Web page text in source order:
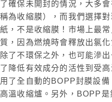
了確保未開封的情況，大多
稱為收縮膜），而我們選擇
紙，不是收縮膜！市場上最
質，因為燃燒時會釋放出氯
除了不環保之外，也可能滲
了降低有效成分的活性到受
用了全自動的BOPP封膜設
高溫收縮爐。另外，BOPP